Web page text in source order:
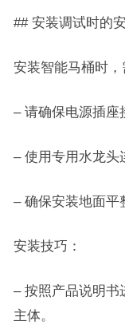
## 安装调试时的
安装智能马桶时，
– 请确保电源插座
– 使用专用水龙头
– 确保安装地面平
安装技巧：
– 按照产品说明书
主体。